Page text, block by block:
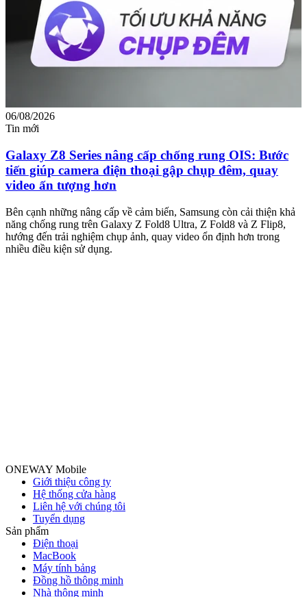
06/08/2026
Tin mới
Galaxy Z8 Series nâng cấp chống rung OIS: Bước
tiến giúp camera điện thoại gập chụp đêm, quay
video ấn tượng hơn
Bên cạnh những nâng cấp về cảm biến, Samsung còn cải thiện khả
năng chống rung trên Galaxy Z Fold8 Ultra, Z Fold8 và Z Flip8,
hướng đến trải nghiệm chụp ảnh, quay video ổn định hơn trong
nhiều điều kiện sử dụng.
ONEWAY Mobile
Giới thiệu công ty
Hệ thống cửa hàng
Liên hệ với chúng tôi
Tuyển dụng
Sản phẩm
Điện thoại
MacBook
Máy tính bảng
Đồng hồ thông minh
Nhà thông minh